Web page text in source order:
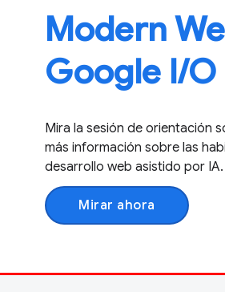
Modern
Google I / O
Mira la sesión de orientación
más información sobre las
desarrollo web asistido por IA.
Mirar ahora